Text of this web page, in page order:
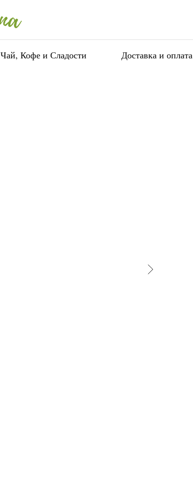
Чай, Кофе и Сладости Доставка и оплата